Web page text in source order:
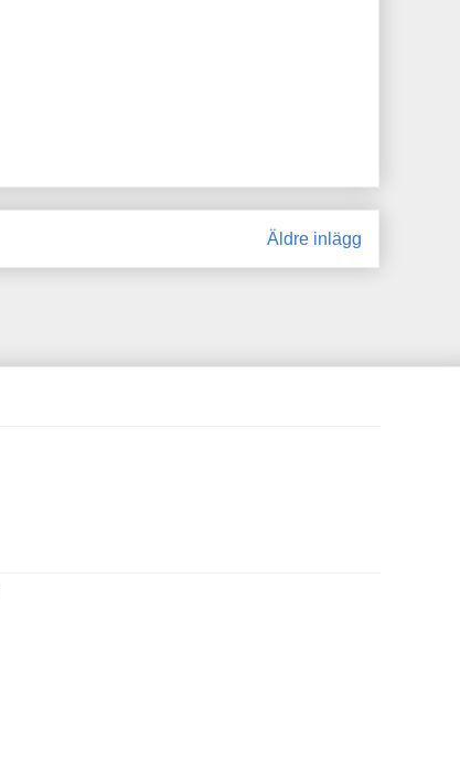
Äldre inlägg